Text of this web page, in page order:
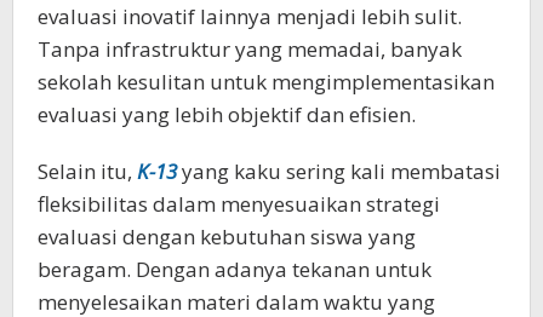
evaluasi inovatif lainnya menjadi lebih sulit.
Tanpa infrastruktur yang memadai, banyak
sekolah kesulitan untuk mengimplementasikan
evaluasi yang lebih objektif dan efisien.
Selain itu, K-13yang kaku sering kali membatasi
fleksibilitas dalam menyesuaikan strategi
evaluasi dengan kebutuhan siswa yang
beragam. Dengan adanya tekanan untuk
menyelesaikan materi dalam waktu yang